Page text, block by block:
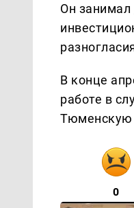
Он занимал
В конце
работе в
Тюменскую
0